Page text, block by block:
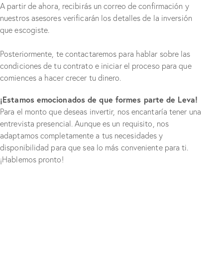
A partir de ahora, recibirás un correo de confirmación y
nuestros asesores verificarán los detalles de la inversión
que escogiste.
Posteriormente, te contactaremos para hablar sobre las
condiciones de tu contrato e iniciar el proceso para que
comiences a hacer crecer tu dinero.
¡Estamos emocionados de que formes parte de Leva!
Para el monto que deseas invertir, nos encantaría tener una
entrevista presencial. Aunque es un requisito, nos
adaptamos completamente a tus necesidades y
disponibilidad para que sea lo más conveniente para ti.
¡Hablemos pronto!